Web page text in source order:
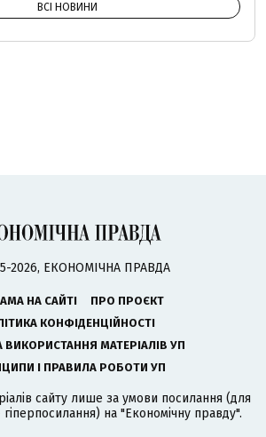
ВСІ НОВИНИ
2026, ЕКОНОМІЧНА ПРАВДА
НА САЙТІ
ПРО ПРОЄКТ
КОНФІДЕНЦІЙНОСТІ
ВИКОРИСТАННЯ МАТЕРІАЛІВ УП
І ПРАВИЛА РОБОТИ УП
сайту лише за умови посилання (для
на "Економічну правду".